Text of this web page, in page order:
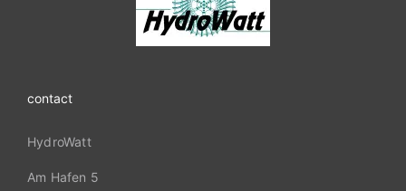
contact
HydroWatt
Am Hafen 5